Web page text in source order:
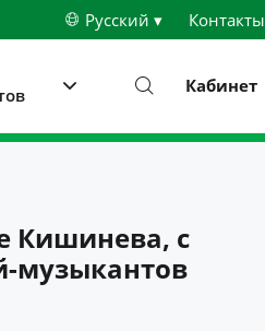
Русский ▾ Контакты
Кабинет
Кишинева, с
музыкантов